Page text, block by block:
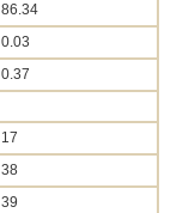
86.34
0.03
0.37
17
38
39